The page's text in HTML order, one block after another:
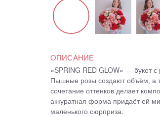
ОПИСАНИЕ
«SPRING RED GLOW» — букет
Пышные розы создают объём, а
сочетание оттенков делает
аккуратная форма придаёт ей
маленького сюрприза.